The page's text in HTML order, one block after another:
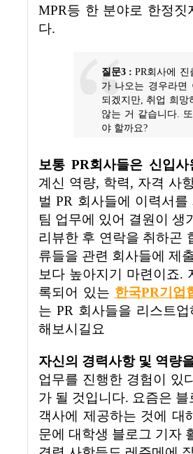
MPR등 한 분야로 한정짓
다.
질문3 : PR회사에 진
가 나오는 경우라면
되겠지만, 취업 희망
않는 거 같습니다. 또
야 할까요?
보통 PR회사들은 신입
계신 역량, 학력, 자격 사
벌 PR 회사들에 이력서
팀 업무에 있어 결원이 생
리뷰한 후 연락을 취하곤
류들을 관련 회사들에 제
보다 높아지기 마련이죠.
록되어 있는 한국PR기업
는 PR 회사들을 리스트업
해보시길요
자신의 경력사항 및 역량
업무를 진행한 경험이 있
가 될 것입니다. 요즘은
객사에 제공하는 것에 대
문에 대학생 블로그 기자